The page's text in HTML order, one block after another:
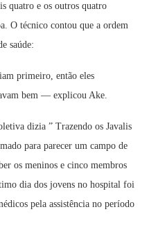
quatro e os outros quatro
O técnico contou que a ordem
saúde:
primeiro, então eles
bem — explicou Ake.
dizia ” Trazendo os Javalis
para parecer um campo de
os meninos e cinco membros
dia dos jovens no hospital foi
pela assistência no período